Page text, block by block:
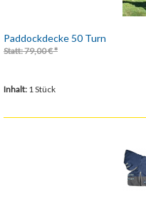
Paddockdecke 50 Turn
Statt: 79,00 € *
Inhalt: 1 Stück